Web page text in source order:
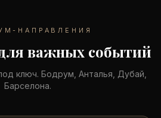
НАПРАВЛЕНИЯ
важных событий
ключ. Бодрум, Анталья, Дубай,
Барселона.